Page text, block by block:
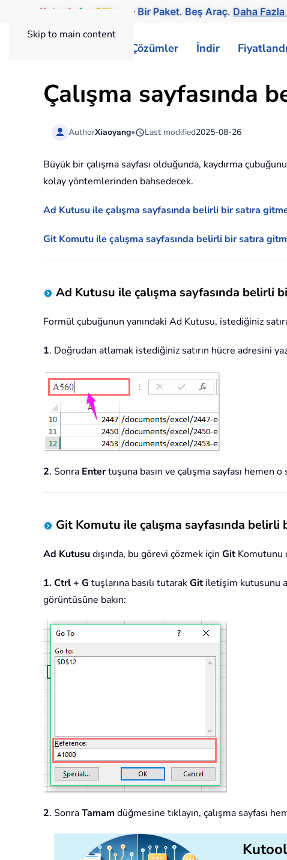
Skip to main content
Kutools for Office — Bir Paket. Beş Araç. Daha Fazla
Çözümler İndir
Çalışma sayfasında
AuthorXiaoyang• Last modified2025-08-26
Büyük bir çalışma sayfası olduğunda, kaydırma
kolay yöntemlerinden bahsedecek.
Ad Kutusu ile çalışma sayfasında belirli bir satıra
Git Komutu ile çalışma sayfasında belirli bir satıra
Ad Kutusu ile çalışma sayfasında belirli
Formül çubuğunun yanındaki Ad Kutusu, istediğiniz
1. Doğrudan atlamak istediğiniz satırın hücre adresini
2. Sonra Entertuşuna basın ve çalışma sayfası hemen o
Git Komutu ile çalışma sayfasında belirli
Ad Kutusudışında, bu görevi çözmek için GitKomutunu
1.Ctrl + G tuşlarına basılı tutarakGitiletişim kutusunu
görüntüsüne bakın:
2. SonraTamam düğmesine tıklayın, çalışma sayfası